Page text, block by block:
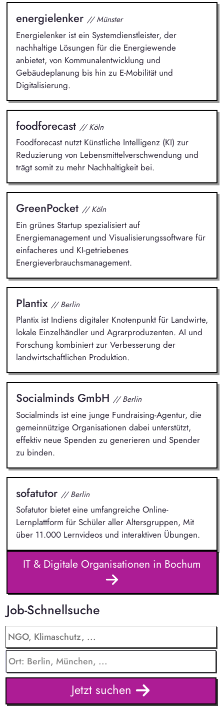
energielenker // Münster
Energielenker ist ein Systemdienstleister, der
nachhaltige Lösungen für die Energiewende
anbietet, von Kommunalentwicklung und
Gebäudeplanung bis hin zu E-Mobilität und
Digitalisierung.
foodforecast // Köln
Foodforecast nutzt Künstliche Intelligenz (KI) zur
Reduzierung von Lebensmittelverschwendung und
trägt somit zu mehr Nachhaltigkeit bei.
GreenPocket // Köln
Ein grünes Startup spezialisiert auf
Energiemanagement und Visualisierungssoftware für
einfacheres und KI-getriebenes
Energieverbrauchsmanagement.
Plantix // Berlin
Plantix ist Indiens digitaler Knotenpunkt für Landwirte,
lokale Einzelhändler und Agrarproduzenten. AI und
Forschung kombiniert zur Verbesserung der
landwirtschaftlichen Produktion.
Socialminds GmbH // Berlin
Socialminds ist eine junge Fundraising-Agentur, die
gemeinnützige Organisationen dabei unterstützt,
effektiv neue Spenden zu generieren und Spender
zu binden.
sofatutor // Berlin
Sofatutor bietet eine umfangreiche Online-
Lernplattform für Schüler aller Altersgruppen, Mit
über 11.000 Lernvideos und interaktiven Übungen.
IT & Digitale Organisationen in Bochum
Job-Schnellsuche
Jetzt suchen